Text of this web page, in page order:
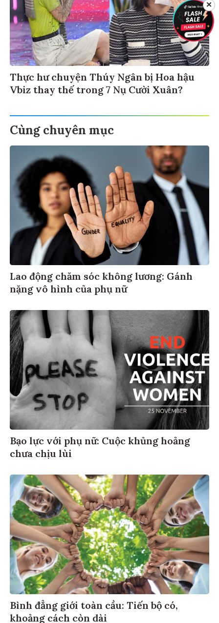
Thực hư chuyện Thúy Ngân bị Hoa hậu
Vbiz thay thế trong 7 Nụ Cười Xuân?
Cùng chuyên mục
Lao động chăm sóc không lương: Gánh
nặng vô hình của phụ nữ
Bạo lực với phụ nữ: Cuộc khủng hoảng
chưa chịu lùi
Bình đẳng giới toàn cầu: Tiến bộ có,
khoảng cách còn dài
✕